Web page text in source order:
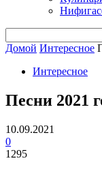
Домой Интересное
Интересное
Песни 2021
10.09.2021
0
1295